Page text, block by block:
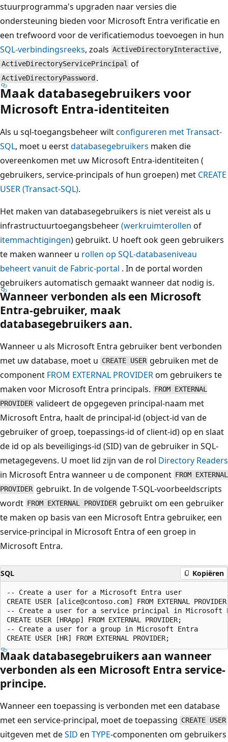
stuurprogramma's upgraden naar versies die
ondersteuning bieden voor Microsoft Entra verificatie en
een trefwoord voor de verificatiemodus toevoegen in hun
SQL-verbindingsreeks, zoals ActiveDirectoryInteractive ,
ActiveDirectoryServicePrincipal of
ActiveDirectoryPassword .
Maak databasegebruikers voor
Microsoft Entra-identiteiten
Als u sql-toegangsbeheer wiltconfigureren met Transact-
SQL, moet u eerstdatabasegebruikers maken die
overeenkomen met uw Microsoft Entra-identiteiten (
gebruikers, service-principals of hun groepen) met CREATE
USER (Transact-SQL).
Het maken van databasegebruikers is niet vereist als u
infrastructuurtoegangsbeheer(werkruimterollen of
itemmachtigingen) gebruikt. U hoeft ook geen gebruikers
te maken wanneer u rollen op SQL-databaseniveau
beheert vanuit de Fabric-portal . In de portal worden
gebruikers automatisch gemaakt wanneer dat nodig is.
Wanneer verbonden als een Microsoft
Entra-gebruiker, maak
databasegebruikers aan.
Wanneer u als Microsoft Entra gebruiker bent verbonden
met uw database, moet u CREATE USER gebruiken met de
component FROM EXTERNAL PROVIDERom gebruikers te
maken voor Microsoft Entra principals. FROM EXTERNAL
PROVIDER valideert de opgegeven principal-naam met
Microsoft Entra, haalt de principal-id (object-id van de
gebruiker of groep, toepassings-id of client-id) op en slaat
de id op als beveiligings-id (SID) van de gebruiker in SQL-
metagegevens. U moet lid zijn van de rol Directory Readers
in Microsoft Entra wanneer u de component FROM EXTERNAL
PROVIDER gebruikt. In de volgende T-SQL-voorbeeldscripts
wordt FROM EXTERNAL PROVIDER gebruikt om een gebruiker
te maken op basis van een Microsoft Entra gebruiker, een
service-principal in Microsoft Entra of een groep in
Microsoft Entra.
SQL Kopiëren
-- Create a user for a Microsoft Entra user
CREATE USER [alice@contoso.com] FROM EXTERNAL
-- Create a user for a service principal in Microsoft
CREATE USER [HRApp] FROM EXTERNAL PROVIDER;
-- Create a user for a group in Microsoft Entra
Maak databasegebruikers aan wanneer
verbonden als een Microsoft Entra service-
principe.
Wanneer een toepassing is verbonden met een database
met een service-principal, moet de toepassing CREATE USER
uitgeven met deSID en TYPE-componenten om gebruikers